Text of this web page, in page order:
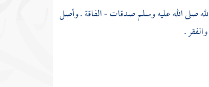
صلى الله عليه وسلم صدقات - الفاقة . وأصل
.